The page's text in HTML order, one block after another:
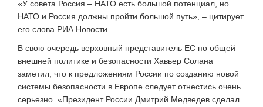
«У совета Россия – НАТО есть большой потенциал, но
НАТО и Россия должны пройти большой путь», – цитирует
его слова РИА Новости.
В свою очередь верховный представитель ЕС по общей
внешней политике и безопасности Хавьер Солана
заметил, что к предложениям России по созданию новой
системы безопасности в Европе следует отнестись очень
серьезно. «Президент России Дмитрий Медведев сделал